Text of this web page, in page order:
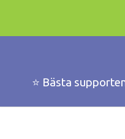
⭐️ Bästa